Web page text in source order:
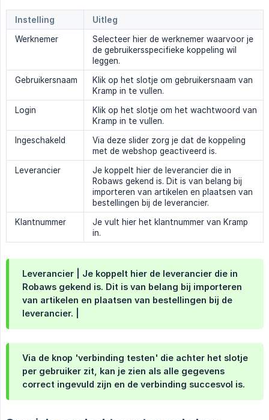
Instelling
Uitleg
Werknemer
Selecteer hier de werknemer waarvoor je
de gebruikersspecifieke koppeling wil
leggen.
Gebruikersnaam
Klik op het slotje om gebruikersnaam van
Kramp in te vullen.
Login
Klik op het slotje om het wachtwoord van
Kramp in te vullen.
Ingeschakeld
Via deze slider zorg je dat de koppeling
met de webshop geactiveerd is.
Leverancier
Je koppelt hier de leverancier die in
Robaws gekend is. Dit is van belang bij
importeren van artikelen en plaatsen van
bestellingen bij de leverancier.
Klantnummer
Je vult hier het klantnummer van Kramp
in.
Leverancier | Je koppelt hier de leverancier die in
Robaws gekend is. Dit is van belang bij importeren
van artikelen en plaatsen van bestellingen bij de
leverancier. |
Via de knop 'verbinding testen' die achter het slotje
per gebruiker zit, kan je zien als alle gegevens
correct ingevuld zijn en de verbinding succesvol is.